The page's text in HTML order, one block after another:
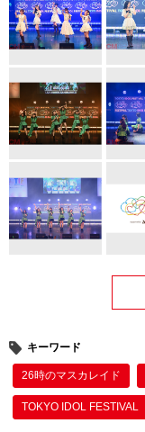
キーワード
26時のマスカレイド
TOKYO IDOL FESTIVAL